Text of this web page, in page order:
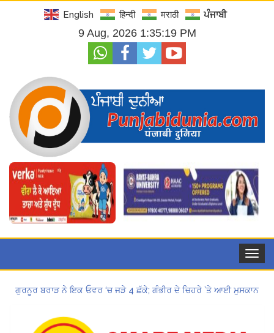
English हिन्दी मराठी ਪੰਜਾਬੀ
9 Aug, 2026 1:35:21 PM
Toggle
ਗੁਰਨੂਰ ਬਰਾੜ ਨੇ ਇਕ ਓਵਰ ‘ਚ ਜੜੇ 4 ਛੱਕੇ; ਗੰਭੀਰ ਦੇ ਚਿਹਰੇ ’ਤੇ ਆਈ ਮੁਸਕਾਨ
Hukamnama Sri Darbar Sahib, Amritsar – Punjabi Dunia
CM ਮਾਨ ਨੇ 866 ਨੌਜਵਾਨਾਂ ਨੂੰ ਸਰਕਾਰੀ ਨੌਕਰੀਆਂ ਦੇ ਨਿਯੁਕਤੀ ਪੱਤਰ ਸੌਂਪੇ